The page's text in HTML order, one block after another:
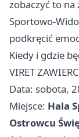
zobaczyć to
Sportowo-
podkręcić
Kiedy i gdzie
VIRET
Data: sobota,
Miejsce: Hala
Ostrowcu